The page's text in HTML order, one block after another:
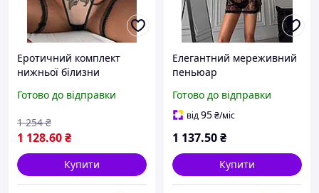
Еротичний комплект
нижньої білизни
Готово до відправки
1 128.60₴
1 254 ₴
Купити
Елегантний мереживний
пеньюар
Готово до відправки
від95₴/міс
1 137.50₴
Купити